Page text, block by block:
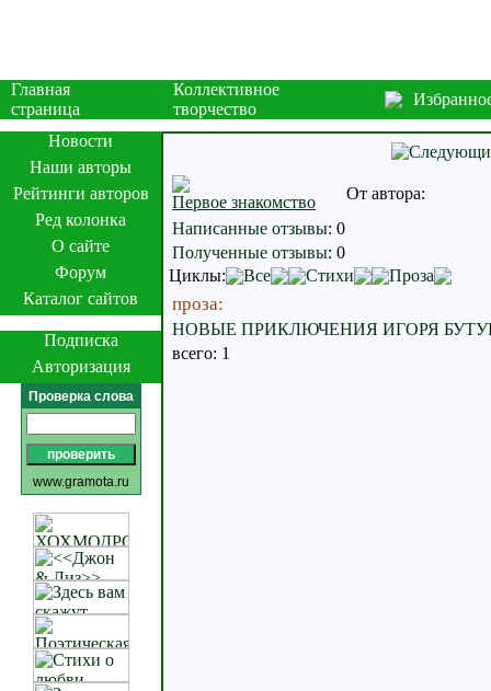
Главная
страница
Коллективное
творчество
Новости
Наши авторы
Рейтинги авторов
Ред колонка
О сайте
Форум
Каталог сайтов
Подписка
Авторизация
Проверка слова
www.gramota.ru
Первое знакомство
От автора:
Написанные отзывы: 0
Полученные отзывы: 0
Циклы:
Все Стихи Проза
проза:
НОВЫЕ ПРИКЛЮЧЕНИЯ ИГОРЯ
всего: 1